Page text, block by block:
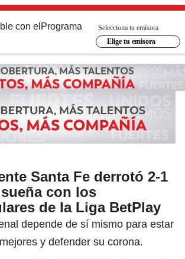
con el Programa
Selecciona tu emisora
Elige tu emisora
Santa Fe derrotó 2-1
con los
de la Liga BetPlay
depende de sí mismo para estar
y defender su corona.